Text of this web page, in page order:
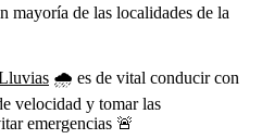
mayoría de las localidades de la
🌧 es de vital conducir con
velocidad y tomar las
emergencias 🚨